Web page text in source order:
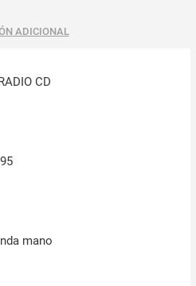
ADICIONAL
CD
mano